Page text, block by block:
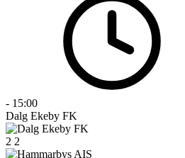
- 15:00
Dalg Ekeby FK
2 2